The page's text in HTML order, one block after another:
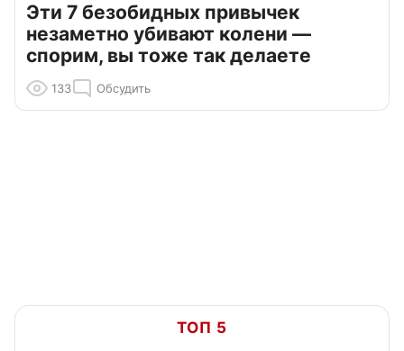
Эти 7 безобидных привычек
незаметно убивают колени —
спорим, вы тоже так делаете
133 Обсудить
ТОП 5